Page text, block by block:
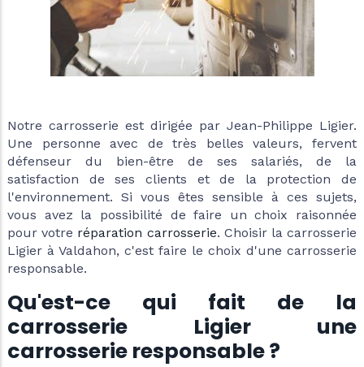
Notre carrosserie est dirigée par Jean-Philippe Ligier.
Une personne avec de très belles valeurs, fervent
défenseur du bien-être de ses salariés, de la
satisfaction de ses clients et de la protection de
l'environnement. Si vous êtes sensible à ces sujets,
vous avez la possibilité de faire un choix raisonnée
pour votre réparation carrosserie. Choisir la carrosserie
Ligier à Valdahon, c'est faire le choix d'une carrosserie
responsable.
Qu'est-ce qui fait de la
carrosserie Ligier une
carrosserie responsable ?